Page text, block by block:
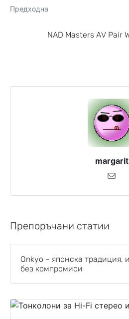
Предходна
NAD Masters AV Pair
margarit
Препоръчани статии
Onkyo – японска традиция,
без компромиси